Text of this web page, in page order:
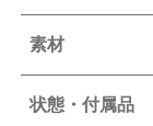
素材
状態・付属品